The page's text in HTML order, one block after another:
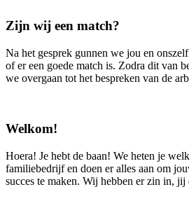
Zijn wij een match?
Na het gesprek gunnen we jou en
of er een goede match is. Zodra dit van
we overgaan tot het bespreken van de
Welkom!
Hoera! Je hebt de baan! We heten je
familiebedrijf en doen er alles aan om
succes te maken. Wij hebben er zin in, jij